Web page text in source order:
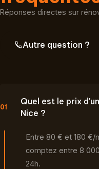
Réponses directes sur
Autre question ?
01
Quel est le prix
Nice ?
Entre 80 € et 180 €/
comptez entre 8
24h.